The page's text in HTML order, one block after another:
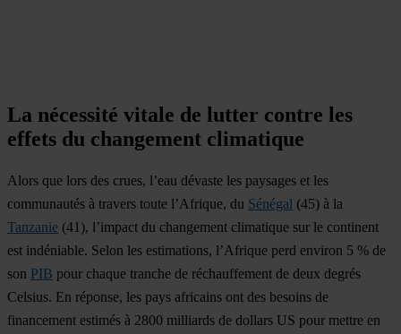
La nécessité vitale de lutter contre les
effets du changement climatique
Alors que lors des crues, l’eau dévaste les paysages et les
communautés à travers toute l’Afrique, du Sénégal (45) à la
Tanzanie (41), l’impact du changement climatique sur le continent
est indéniable. Selon les estimations, l’Afrique perd environ 5 % de
son PIB pour chaque tranche de réchauffement de deux degrés
Celsius. En réponse, les pays africains ont des besoins de
financement estimés à 2800 milliards de dollars US pour mettre en